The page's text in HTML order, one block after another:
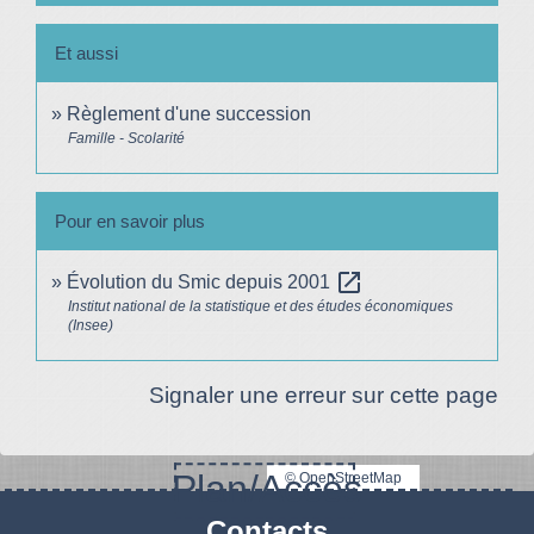
Et aussi
Règlement d'une succession
Famille - Scolarité
Pour en savoir plus
Évolution du Smic depuis 2001 open_in_new
Institut national de la statistique et des études économiques
(Insee)
Signaler une erreur sur cette page
Plan/Accès
© OpenStreetMap